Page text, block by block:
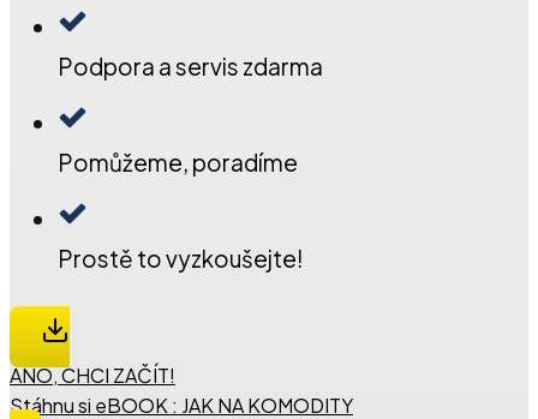
Podpora a servis zdarma
Pomůžeme, poradíme
Prostě to vyzkoušejte!
ANO, CHCI ZAČÍT!
Stáhnu si eBOOK : JAK NA KOMODITY